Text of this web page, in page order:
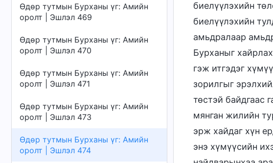
Өдөр тутмын Бурханы үг: Амийн
оролт | Эшлэл 469
Өдөр тутмын Бурханы үг: Амийн
оролт | Эшлэл 470
Өдөр тутмын Бурханы үг: Амийн
оролт | Эшлэл 471
Өдөр тутмын Бурханы үг: Амийн
оролт | Эшлэл 473
Өдөр тутмын Бурханы үг: Амийн
оролт | Эшлэл 474
биелүүлэхийн
биелүүлэхийн
амьдралаар
Бурханыг
гэж итгэдэг
зорилгыг
төстэй байдгаас
мянган жилийн
эрж хайдаг хүн
энэ хүмүүсийн